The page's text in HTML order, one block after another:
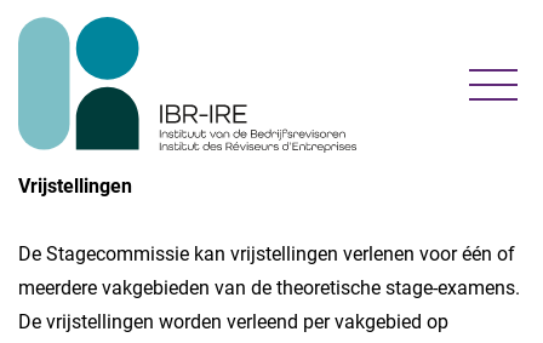
Vrijstellingen
De Stagecommissie kan vrijstellingen verlenen voor één of
meerdere vakgebieden van de theoretische stage-examens.
De vrijstellingen worden verleend per vakgebied op